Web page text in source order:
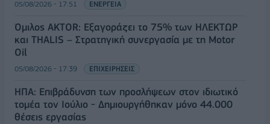
05/08/2026 - 17:51 ΕΝΕΡΓΕΙΑ
Όμιλος AKTOR: Εξαγοράζει το 75% των ΗΛΕΚΤΩΡ
και THALIS – Στρατηγική συνεργασία με τη Motor
Oil
05/08/2026 - 17:39 ΕΠΙΧΕΙΡΗΣΕΙΣ
ΗΠΑ: Επιβράδυνση των προσλήψεων στον ιδιωτικό
τομέα τον Ιούλιο - Δημιουργήθηκαν μόνο 44.000
θέσεις εργασίας